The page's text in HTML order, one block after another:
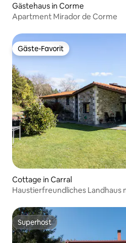
Gästehaus in Corme
Apartment Mirador de Corme
Gäste-Favorit
Gäste-Favorit
Cottage in Carral
Haustierfreundliches Landhaus
Superhost
Superhost